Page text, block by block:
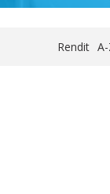
Rendit